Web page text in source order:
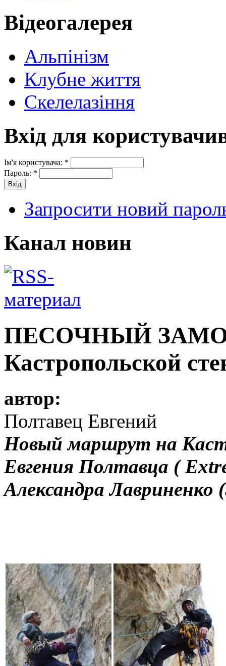
Відеогалерея
Альпінізм
Клубне життя
Скелелазіння
Вхід для
Ім'я користувача: *
Пароль: *
Запросити новий
Канал новин
ПЕСОЧНЫЙ
Кастропольской
автор:
Полтавец Евгений
Новый маршрут на
Евгения Полтавца (
Александра Лавриненко